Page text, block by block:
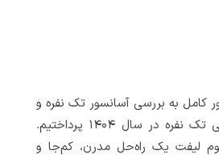
کامل به بررسی آسانسور تک نفره و
قیمت آسانسور خانگی تک نفره در سال ۱۴۰۴ پرداختیم.
لیفت یک راه‌حل مدرن، کم‌جا و